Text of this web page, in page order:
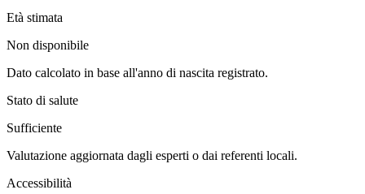
Età stimata
Non disponibile
Dato calcolato in base all'anno di nascita registrato.
Stato di salute
Sufficiente
Valutazione aggiornata dagli esperti o dai referenti locali.
Accessibilità